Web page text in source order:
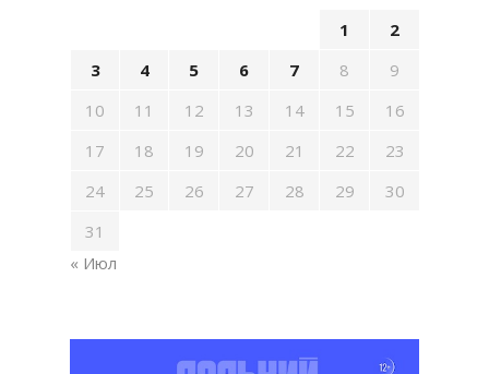
1
2
3
4 5 6 7 8
9
10
11 12 13 14 15
16
17
18 19 20 21 22
23
24
25 26 27 28 29
30
31
« Июл